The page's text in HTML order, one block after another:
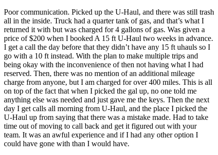
Poor communication. Picked up the U-Haul, and there was still trash
all in the inside. Truck had a quarter tank of gas, and that’s what I
returned it with but was charged for 4 gallons of gas. Was given a
price of $200 when I booked A 15 ft U-Haul two weeks in advance.
I get a call the day before that they didn’t have any 15 ft uhauls so I
go with a 10 ft instead. With the plan to make multiple trips and
being okay with the inconvenience of then not having what I had
reserved. Then, there was no mention of an additional mileage
charge from anyone, but I am charged for over 400 miles. This is all
on top of the fact that when I picked the gal up, no one told me
anything else was needed and just gave me the keys. Then the next
day I get calls all morning from U-Haul, and the place I picked the
U-Haul up from saying that there was a mistake made. Had to take
time out of moving to call back and get it figured out with your
team. It was an awful experience and if I had any other option I
could have gone with than I would have.